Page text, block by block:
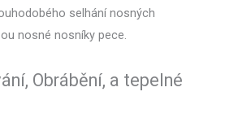
selhání nosných
nosné nosníky pece.
Obrábění, a tepelné